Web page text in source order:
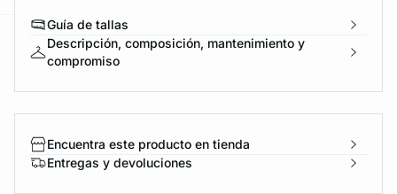
Guía de tallas
Descripción, composición, mantenimiento y
compromiso
Encuentra este producto en tienda
Entregas y devoluciones